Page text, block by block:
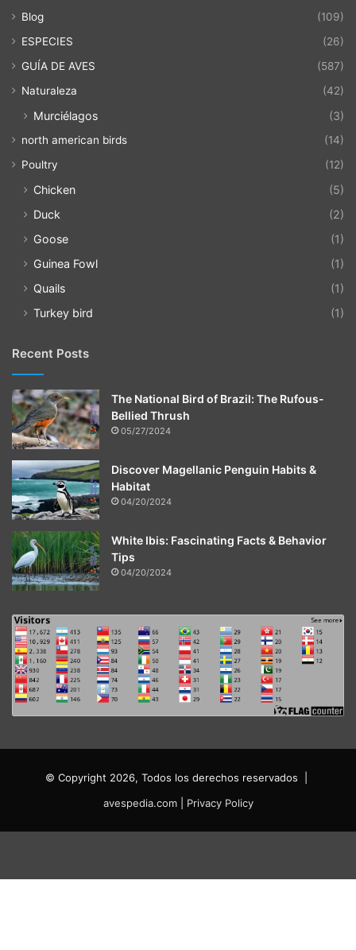
Blog
(109)
ESPECIES
(26)
GUÍA DE AVES
(587)
Naturaleza
(42)
Murciélagos (3)
north american birds
(14)
Poultry
(12)
Chicken
(5)
Duck
(2)
Goose
(1)
Guinea Fowl
(1)
Quails
(1)
Turkey bird
(1)
Recent Posts
The National Bird of Brazil: The Rufous-
Bellied Thrush
05/27/2024
Discover Magellanic Penguin Habits &
Habitat
04/20/2024
White Ibis: Fascinating Facts & Behavior
Tips
04/20/2024
© Copyright 2026, Todos los derechos reservados |
avespedia.com| Privacy Policy